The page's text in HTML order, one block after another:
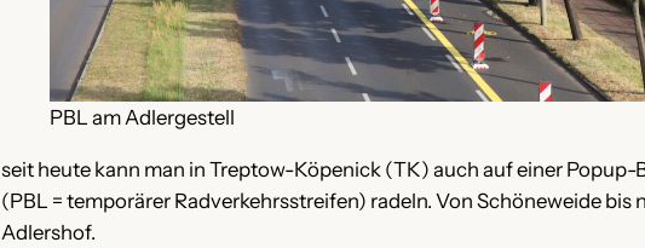
PBL am Adlergestell
seit heute kann man in Treptow-Köpenick (TK) auch auf einer Popup-
(PBL = temporärer Radverkehrsstreifen) radeln. Von Schöneweide bis
Adlershof.